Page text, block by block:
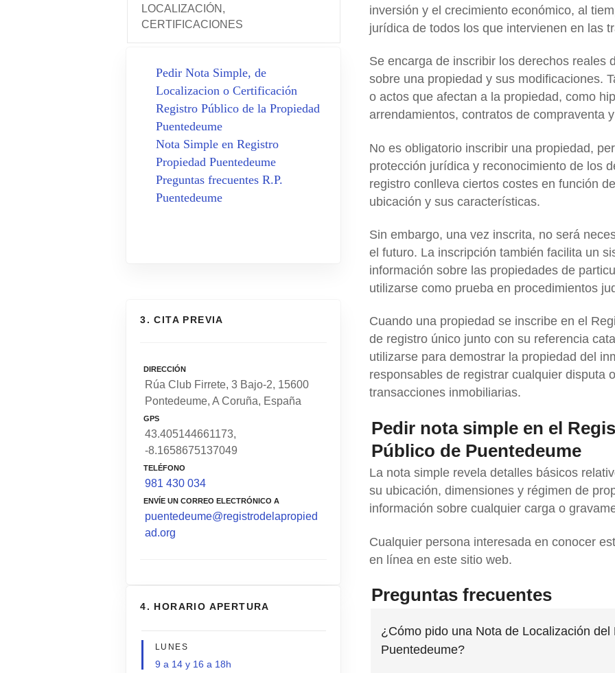
LOCALIZACIÓN,
CERTIFICACIONES
Pedir Nota Simple, de
Localizacion o Certificación
Registro Público de la Propiedad
Puentedeume​​
Nota Simple en Registro
Propiedad Puentedeume​​
Preguntas frecuentes R.P.
Puentedeume​​
3. CITA PREVIA
DIRECCIÓN
Rúa Club Firrete, 3 Bajo-2, 15600
Pontedeume, A Coruña, España
GPS
43.405144661173,
-8.1658675137049
TELÉFONO
981 430 034
ENVÍE UN CORREO ELECTRÓNICO A
puentedeume@registrodelapropied
ad.org
4. HORARIO APERTURA
LUNES
9 a 14 y 16 a 18h
inversión y el crecimiento económico, al
jurídica de todos los que intervienen en las
Se encarga de inscribir los derechos reales
sobre una propiedad y sus modificaciones.
o actos que afectan a la propiedad, como
arrendamientos, contratos de compraventa
No es obligatorio inscribir una propiedad,
protección jurídica y reconocimiento de los
registro conlleva ciertos costes en función
ubicación y sus características.
Sin embargo, una vez inscrita, no será
el futuro. La inscripción también facilita un
información sobre las propiedades de
utilizarse como prueba en procedimientos
Cuando una propiedad se inscribe en el
de registro único junto con su referencia
utilizarse para demostrar la propiedad del
responsables de registrar cualquier disputa
transacciones inmobiliarias.
Pedir nota simple en el
Público de Puentedeume​​
La nota simple revela detalles básicos
su ubicación, dimensiones y régimen de
información sobre cualquier carga o
Cualquier persona interesada en conocer
en línea en este sitio web.
Preguntas frecuentes
¿Cómo pido una Nota de Localización
Puentedeume?